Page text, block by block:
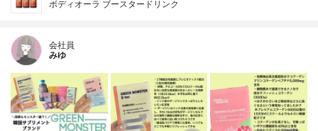
ボディオーラ ブースタードリンク
会社員
みゆ